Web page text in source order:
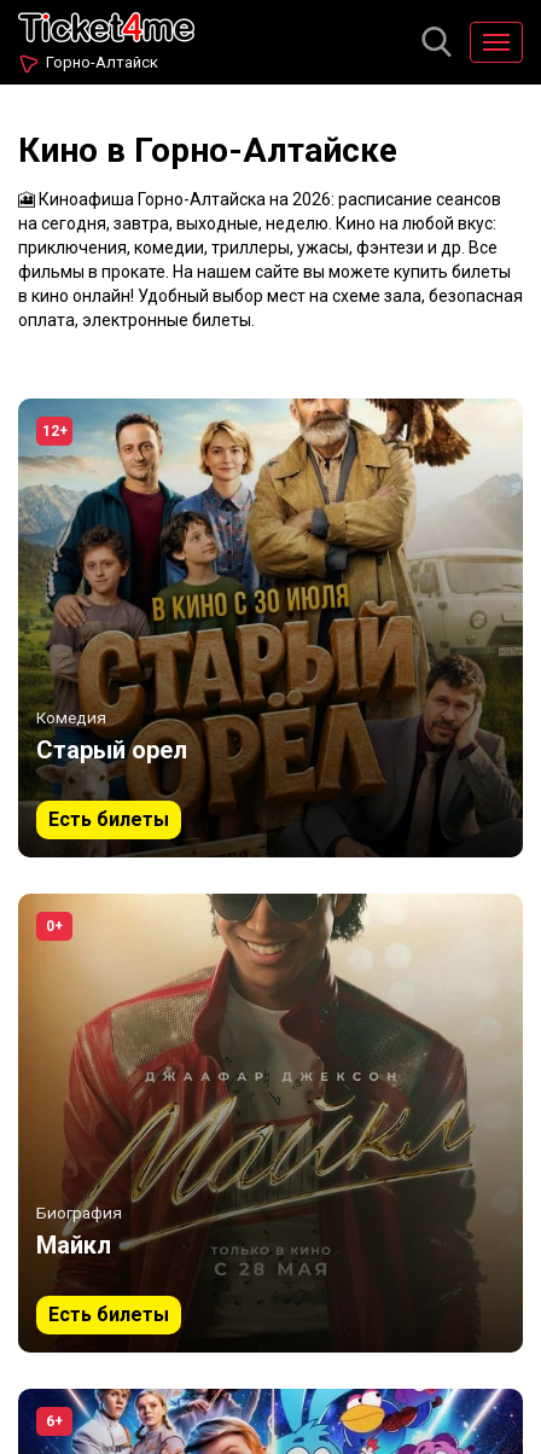
Горно-Алтайск
Кино в Горно-Алтайске
🎦 Киноафиша Горно-Алтайска на 2026: расписание сеансов
на сегодня, завтра, выходные, неделю. Кино на любой вкус:
приключения, комедии, триллеры, ужасы, фэнтези и др. Все
фильмы в прокате. На нашем сайте вы можете купить билеты
в кино онлайн! Удобный выбор мест на схеме зала, безопасная
оплата, электронные билеты.
12+
Комедия
Старый орел
Есть билеты
0+
Биография
Майкл
Есть билеты
6+